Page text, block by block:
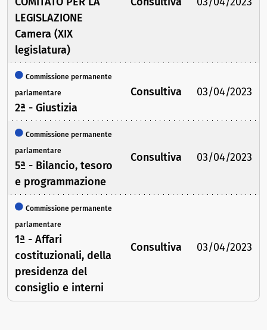
LEGISLAZIONE
Camera (XIX
legislatura)
Commissione permanente
parlamentare
2ª - Giustizia
Consultiva 03/04/2023
Commissione permanente
parlamentare
5ª - Bilancio, tesoro
e programmazione
Consultiva 03/04/2023
Commissione permanente
parlamentare
1ª - Affari
costituzionali, della
presidenza del
consiglio e interni
Consultiva 03/04/2023